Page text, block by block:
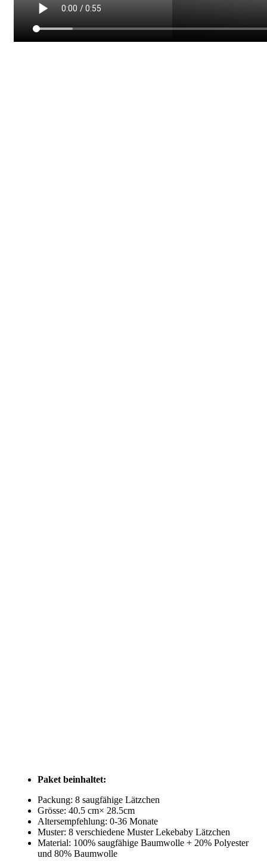
Paket beinhaltet:
Packung: 8 saugfähige Lätzchen
Grösse: 40.5 cm× 28.5cm
Altersempfehlung: 0-36 Monate
Muster: 8 verschiedene Muster Lekebaby Lätzchen
Material: 100% saugfähige Baumwolle + 20% Polyester
und 80% Baumwolle